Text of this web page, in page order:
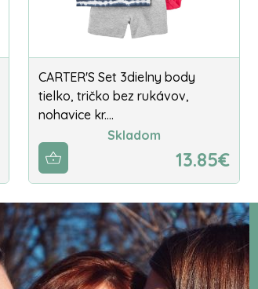
CARTER'S Set 3dielny body
tielko, tričko bez rukávov,
nohavice kr.…
Skladom
13.85€